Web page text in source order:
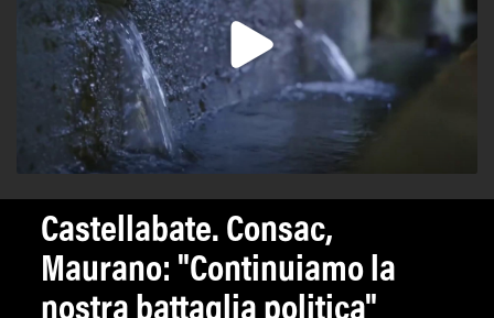
Castellabate. Consac,
Maurano: "Continuiamo la